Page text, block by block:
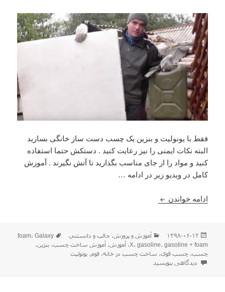
فقط با یونولیت و بنزین یک چسب دست ساز خانگی بسازید
البته نکات ایمنی را نیز رعایت کنید . دستکش حتما استفاده
کنید و مواد را از جای مناسب بگذارید تا آتش نگیرند . آموزش
کامل در ویدیو زیر در ادامه …
ادامه خواندن آموزش ساخت چسب بسیار قوی تنها فقط با فوم (
ارسال
شده
در
۱۳۹۸-۰۶-۱۲ دسته‌ها
آموزش و پرورش،جالب و دانستني برچسب‌هاfoam، Galaxy
X، gasoline، gasoline + foam ، آموزش، آموزش ساخت چسب،بنزین،
چسب،چسب قوی، ساخت چسب در خانه،فوم،یونولیت
برای آموزش ساخت چسب بسیار قوی تنها فقط با فوم ( یونولیت ) و بنزین در خانه
دیدگاهی بنویسید